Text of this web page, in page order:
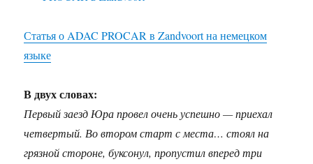
Статья о ADAC PROCAR в Zandvoort на немецком
языке
В двух словах:
Первый заезд Юра провел очень успешно — приехал
четвертый. Во втором старт с места… стоял на
грязной стороне, буксонул, пропустил вперед три